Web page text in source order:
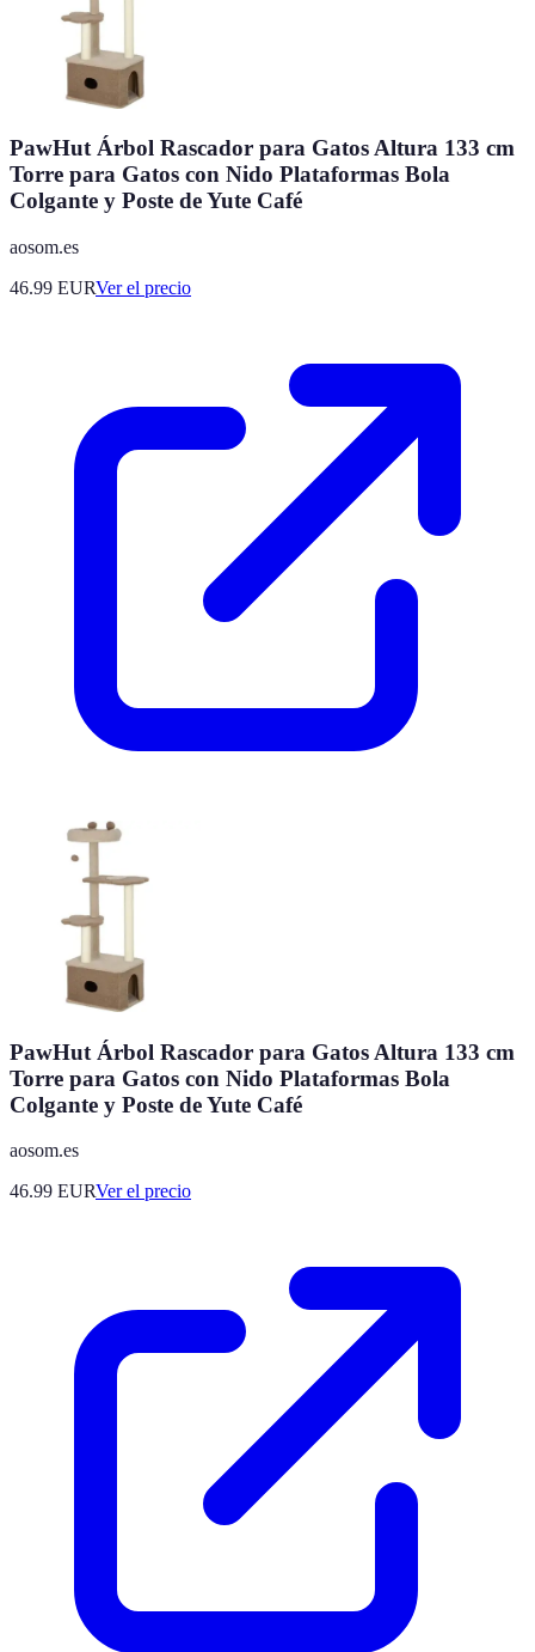
PawHut Árbol Rascador para Gatos Altura 133 cm
Torre para Gatos con Nido Plataformas Bola
Colgante y Poste de Yute Café
aosom.es
46.99 EURVer el precio
PawHut Árbol Rascador para Gatos Altura 133 cm
Torre para Gatos con Nido Plataformas Bola
Colgante y Poste de Yute Café
aosom.es
46.99 EURVer el precio